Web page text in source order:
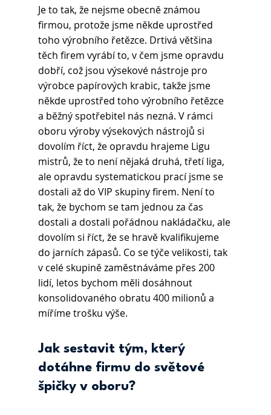
Je to tak, že nejsme obecně známou
firmou, protože jsme někde uprostřed
toho výrobního řetězce. Drtivá většina
těch firem vyrábí to, v čem jsme opravdu
dobří, což jsou výsekové nástroje pro
výrobce papírových krabic, takže jsme
někde uprostřed toho výrobního řetězce
a běžný spotřebitel nás nezná. V rámci
oboru výroby výsekových nástrojů si
dovolím říct, že opravdu hrajeme Ligu
mistrů, že to není nějaká druhá, třetí liga,
ale opravdu systematickou prací jsme se
dostali až do VIP skupiny firem. Není to
tak, že bychom se tam jednou za čas
dostali a dostali pořádnou nakládačku, ale
dovolím si říct, že se hravě kvalifikujeme
do jarních zápasů. Co se týče velikosti, tak
v celé skupině zaměstnáváme přes 200
lidí, letos bychom měli dosáhnout
konsolidovaného obratu 400 milionů a
míříme trošku výše.
Jak sestavit tým, který
dotáhne firmu do světové
špičky v oboru?